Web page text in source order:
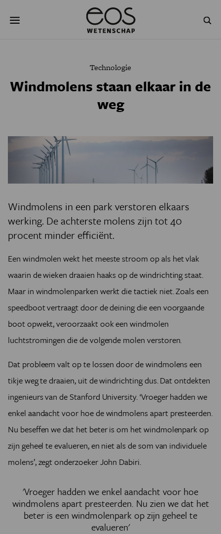
naar
PODCAST
JONGE UITDAGERS
Technologie
Windmolens staan elkaar in de
weg
Windmolens in een park verstoren elkaars
werking. De achterste molens zijn tot 40
procent minder efficiënt.
Een windmolen wekt het meeste stroom op als het vlak
waarin de wieken draaien haaks op de windrichting staat.
Maar in windmolenparken werkt die tactiek niet. Zoals een
speedboot vertraagt door de deining die een voorgaande
boot opwekt, veroorzaakt ook een windmolen
luchtstromingen die de volgende molen verstoren.
Dat probleem valt op te lossen door de windmolens een
tikje weg te draaien, uit de windrichting dus. Dat ontdekten
ingenieurs van de Stanford University. ‘Vroeger hadden we
enkel aandacht voor hoe de windmolens apart presteerden.
Nu beseffen we dat het beter is om het windmolenpark op
zijn geheel te evalueren, en niet als de som van individuele
molens’, zegt onderzoeker John Dabiri.
'Vroeger hadden we enkel aandacht voor hoe
windmolens apart presteerden. Nu zien we dat het
beter is een windmolenpark op zijn geheel te
evalueren'